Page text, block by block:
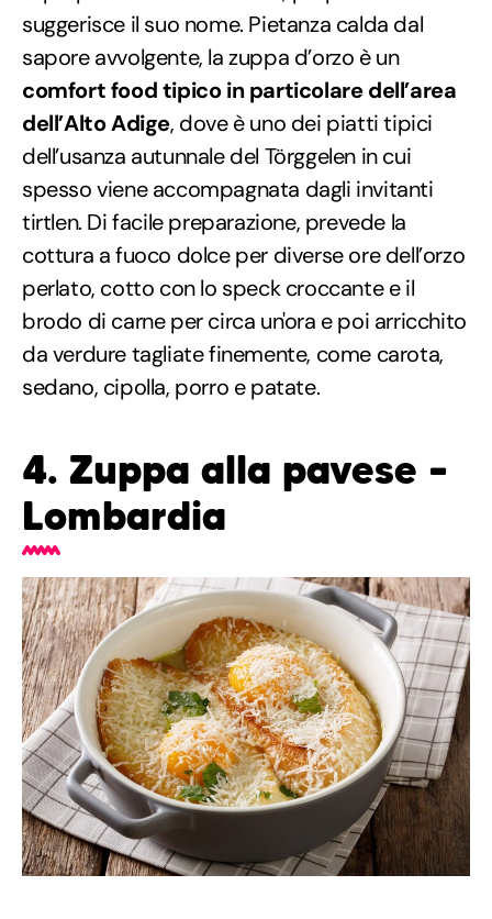
suggerisce il suo nome. Pietanza calda dal
sapore avvolgente, la zuppa d’orzo è un
comfort food tipico in particolare dell’area
dell’Alto Adige, dove è uno dei piatti tipici
dell’usanza autunnale del Törggelen in cui
spesso viene accompagnata dagli invitanti
tirtlen. Di facile preparazione, prevede la
cottura a fuoco dolce per diverse ore dell’orzo
perlato, cotto con lo speck croccante e il
brodo di carne per circa un'ora e poi arricchito
da verdure tagliate finemente, come carota,
sedano, cipolla, porro e patate.
4. Zuppa alla pavese –
Lombardia